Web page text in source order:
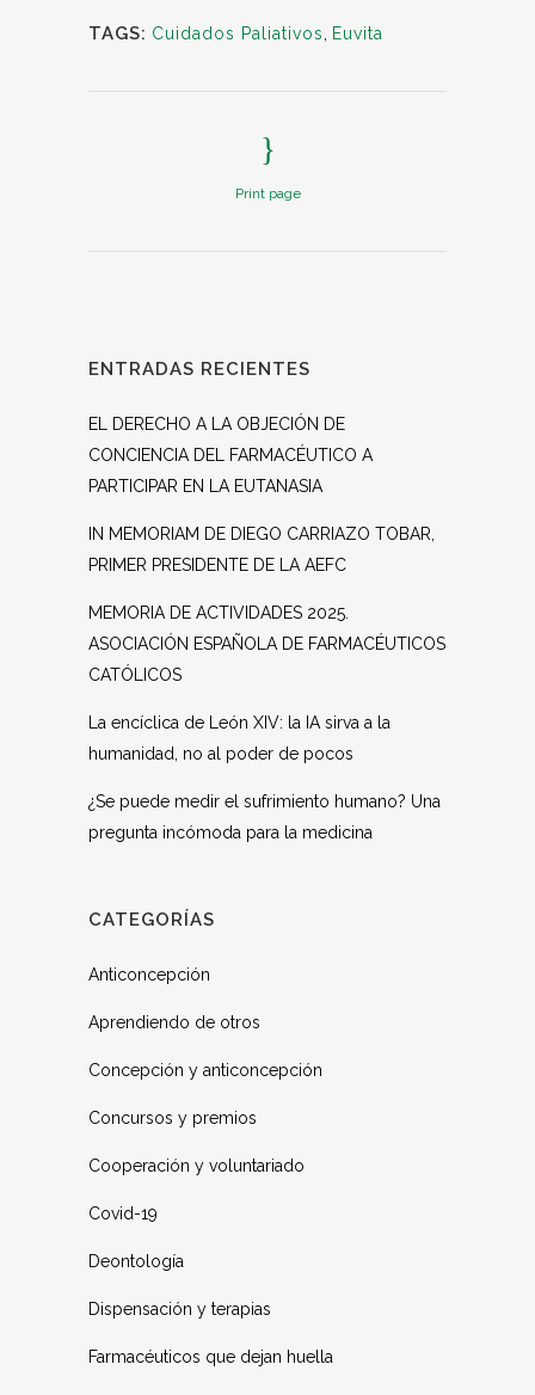
TAGS: Cuidados Paliativos Euvita
Print page
ENTRADAS RECIENTES
EL DERECHO A LA OBJECIÓN DE
CONCIENCIA DEL FARMACÉUTICO A
PARTICIPAR EN LA EUTANASIA
IN MEMORIAM DE DIEGO CARRIAZO TOBAR,
PRIMER PRESIDENTE DE LA AEFC
MEMORIA DE ACTIVIDADES 2025.
ASOCIACIÓN ESPAÑOLA DE FARMACÉUTICOS
CATÓLICOS
La encíclica de León XIV: la IA sirva a la
humanidad, no al poder de pocos
¿Se puede medir el sufrimiento humano? Una
pregunta incómoda para la medicina
CATEGORÍAS
Anticoncepción
Aprendiendo de otros
Concepción y anticoncepción
Concursos y premios
Cooperación y voluntariado
Covid-19
Deontología
Dispensación y terapias
Farmacéuticos que dejan huella